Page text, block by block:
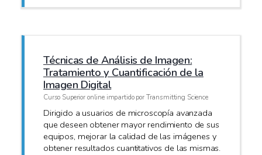
Técnicas de Análisis de Imagen:
Tratamiento y Cuantificación de la
Imagen Digital
Curso Superior online impartido por Transmitting Science
Dirigido a usuarios de microscopía avanzada
que deseen obtener mayor rendimiento de sus
equipos, mejorar la calidad de las imágenes y
obtener resultados cuantitativos de las mismas.